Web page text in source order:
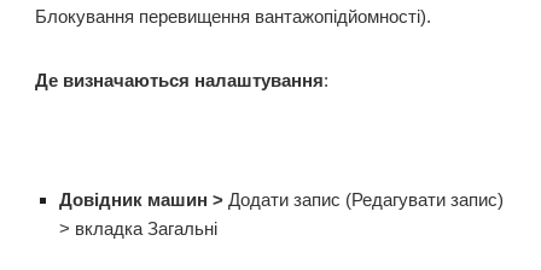
Блокування перевищення вантажопідйомності).
Де визначаються налаштування:
Довідник машин >Додати запис (Редагувати запис)
> вкладка Загальні